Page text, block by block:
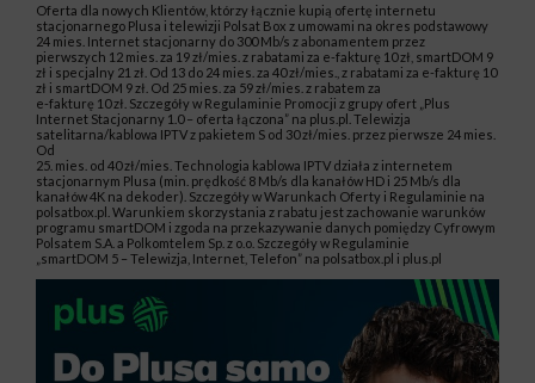
Oferta dla nowych Klientów, którzy łącznie kupią ofertę internetu
stacjonarnego Plusa i telewizji Polsat Box z umowami na okres podstawowy
24 mies. Internet stacjonarny do 300 Mb/s z abonamentem przez
pierwszych 12 mies. za 19 zł/mies. z rabatami za e-fakturę 10 zł, smartDOM 9
zł i specjalny 21 zł. Od 13 do 24 mies. za 40 zł/mies., z rabatami za e-fakturę 10
zł i smartDOM 9 zł. Od 25 mies. za 59 zł/mies. z rabatem za
e-fakturę 10 zł. Szczegóły w Regulaminie Promocji z grupy ofert „Plus
Internet Stacjonarny 1.0 – oferta łączona” na plus.pl. Telewizja
satelitarna/kablowa IPTV z pakietem S od 30 zł/mies. przez pierwsze 24 mies.
Od
25. mies. od 40 zł/mies. Technologia kablowa IPTV działa z internetem
stacjonarnym Plusa (min. prędkość 8 Mb/s dla kanałów HD i 25 Mb/s dla
kanałów 4K na dekoder). Szczegóły w Warunkach Oferty i Regulaminie na
polsatbox.pl. Warunkiem skorzystania z rabatu jest zachowanie warunków
programu smartDOM i zgoda na przekazywanie danych pomiędzy Cyfrowym
Polsatem S.A. a Polkomtelem Sp. z o.o. Szczegóły w Regulaminie
„smartDOM 5 – Telewizja, Internet, Telefon” na polsatbox.pl i plus.pl